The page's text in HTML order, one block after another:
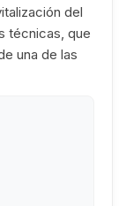
del
técnicas, que
una de las